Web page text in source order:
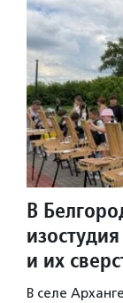
В
и их
В селе